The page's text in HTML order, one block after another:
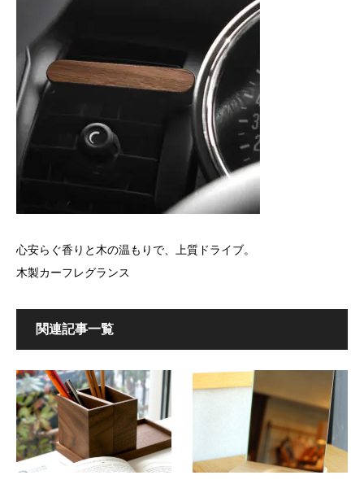
心安らぐ香りと木の温もりで、上質ドライブ。
木製カーフレグランス
関連記事一覧